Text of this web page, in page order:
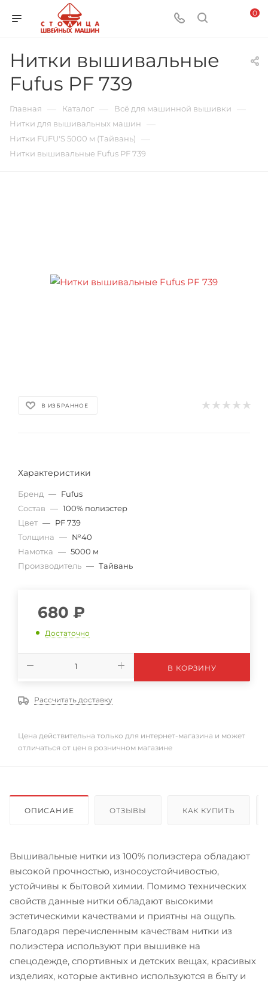
0
Нитки вышивальные
Fufus PF 739
Главная Каталог Всё для машинной вышивки
Нитки для вышивальных машин
Нитки FUFU'S 5000 м (Тайвань)
Нитки вышивальные Fufus PF 739
В ИЗБРАННОЕ
Характеристики
Бренд — Fufus
Состав — 100% полиэстер
Цвет — PF 739
Толщина — №40
Намотка — 5000 м
Производитель — Тайвань
680 ₽
Достаточно
В КОРЗИНУ
Рассчитать доставку
Цена действительна только для интернет-магазина и может
отличаться от цен в розничном магазине
ОПИСАНИЕ ОТЗЫВЫ КАК КУПИТЬ
Вышивальные нитки из 100% полиэстера обладают
высокой прочностью, износоустойчивостью,
устойчивы к бытовой химии. Помимо технических
свойств данные нитки обладают высокими
эстетическими качествами и приятны на ощупь.
Благодаря перечисленным качествам нитки из
полиэстера используют при вышивке на
спецодежде, спортивных и детских вещах, красивых
изделиях, которые активно используются в быту и